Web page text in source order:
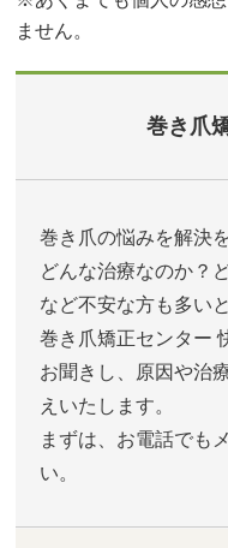
ません。
巻き爪
巻き爪の悩みを解決
どんな治療なのか？
など不安な方も多い
巻き爪矯正センター
お聞きし、原因や治
えいたします。
まずは、お電話でも
い。